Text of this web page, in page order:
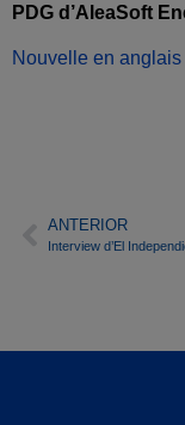
PDG d’AleaSoft
Nouvelle en anglais
ANTERIOR